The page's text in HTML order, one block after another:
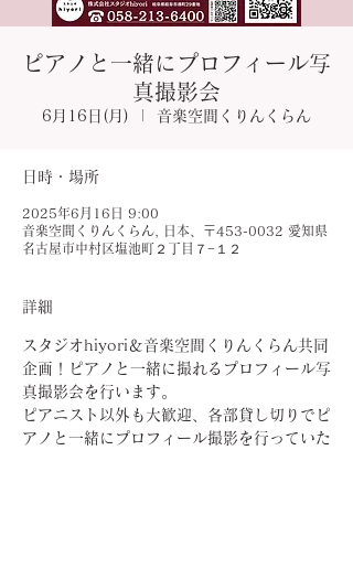
ピアノと一緒にプロフィール写
真撮影会
6月16日(月) 音楽空間くりんくらん
日時・場所
2025年6月16日 9:00
音楽空間くりんくらん, 日本、〒453-0032 愛知県
名古屋市中村区塩池町２丁目７−１２
詳細
スタジオhiyori＆音楽空間くりんくらん共同
企画！ピアノと一緒に撮れるプロフィール写
真撮影会を行います。
ピアニスト以外も大歓迎、各部貸し切りでピ
アノと一緒にプロフィール撮影を行っていた